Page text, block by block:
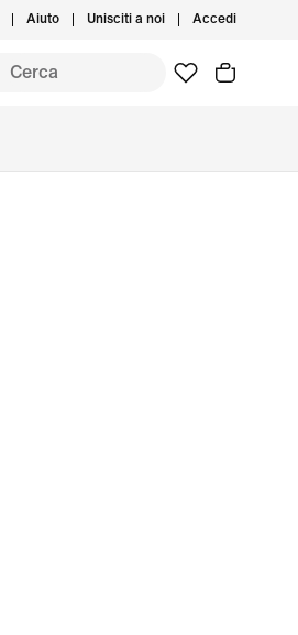
Aiuto Unisciti a noi Accedi